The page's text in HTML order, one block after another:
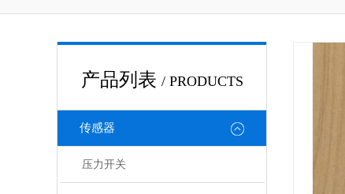
产品列表 / PRODUCTS
传感器
压力开关